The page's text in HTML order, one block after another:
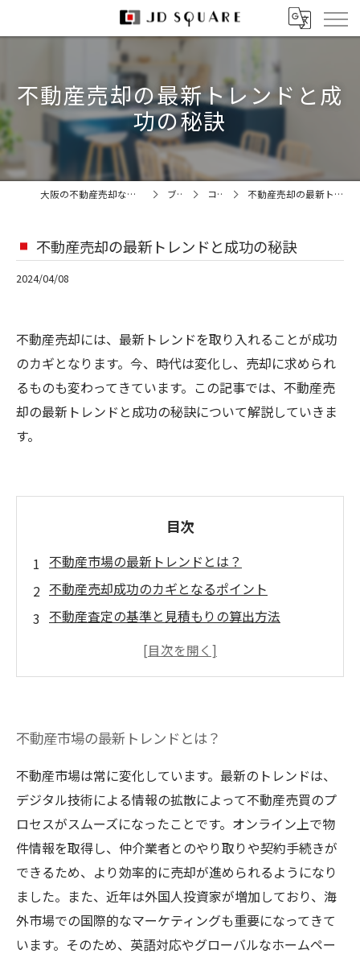
不動産売却の最新トレンドと成
功の秘訣
大阪の不動産売却なら株式会社JDスクエア ブログ コラム 不動産売却の最新トレンドと成功の秘訣
不動産売却の最新トレンドと成功の秘訣
2024/04/08
不動産売却には、最新トレンドを取り入れることが成功
のカギとなります。今、時代は変化し、売却に求められ
るものも変わってきています。この記事では、不動産売
却の最新トレンドと成功の秘訣について解説していきま
す。
目次
不動産市場の最新トレンドとは？
不動産売却成功のカギとなるポイント
不動産査定の基準と見積もりの算出方法
売却の際に必要な手続きと注意点
不動産市場の最新トレンドとは？
不動産市場は常に変化しています。最新のトレンドは、
デジタル技術による情報の拡散によって不動産売買のプ
ロセスがスムーズになったことです。オンライン上で物
件情報を取得し、仲介業者とのやり取りや契約手続きが
できるため、より効率的に売却が進められるようになり
ました。また、近年は外国人投資家が増加しており、海
外市場での国際的なマーケティングも重要になってきて
います。そのため、英語対応やグローバルなホームペー